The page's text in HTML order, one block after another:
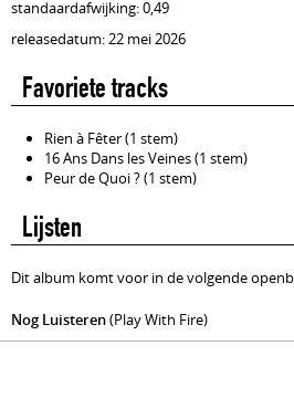
standaardafwijking: 0,49
releasedatum: 22 mei 2026
Favoriete tracks
Rien à Fêter (1 stem)
16 Ans Dans les Veines (1 stem)
Peur de Quoi ? (1 stem)
Lijsten
Dit album komt voor in de volgende
Nog Luisteren(Play With Fire)